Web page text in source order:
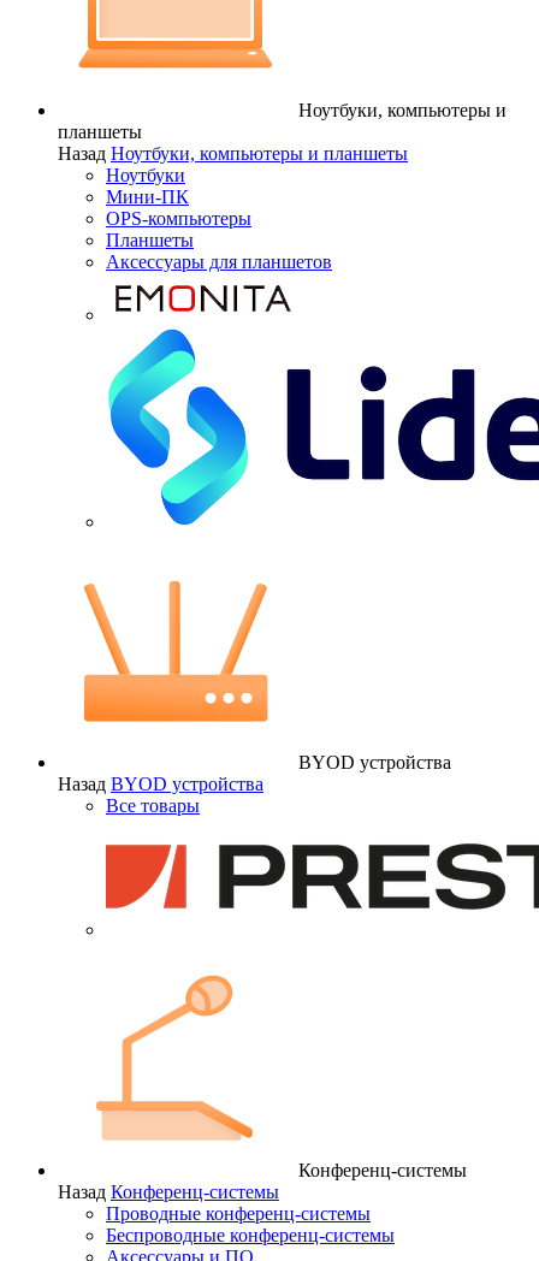
Ноутбуки, компьютеры и
планшеты
Назад Ноутбуки, компьютеры и планшеты
Ноутбуки
Мини-ПК
OPS-компьютеры
Планшеты
Аксессуары для планшетов
BYOD устройства
Назад BYOD устройства
Все товары
Конференц-системы
Назад Конференц-системы
Проводные конференц-системы
Беспроводные конференц-системы
Аксессуары и ПО